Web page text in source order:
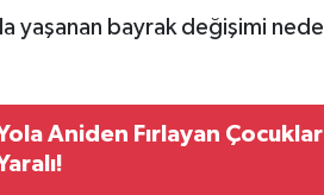
yaşanan bayrak değişimi
Aniden Fırlayan